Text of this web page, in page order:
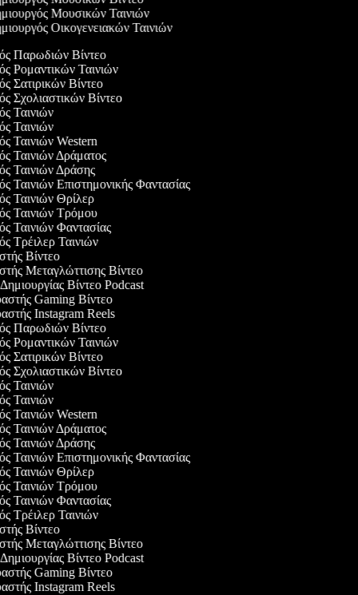
Μουσικών Ταινιών
Οικογενειακών Ταινιών
Παρωδιών Βίντεο
Ρομαντικών Ταινιών
Σατιρικών Βίντεο
Σχολιαστικών Βίντεο
Ταινιών
Ταινιών
Ταινιών Western
Ταινιών Δράματος
Ταινιών Δράσης
Ταινιών Επιστημονικής Φαντασίας
Ταινιών Θρίλερ
Ταινιών Τρόμου
Ταινιών Φαντασίας
Τρέιλερ Ταινιών
Βίντεο
Μεταγλώττισης Βίντεο
Δημιουργίας Βίντεο Podcast
Gaming Βίντεο
Instagram Reels
Παρωδιών Βίντεο
Ρομαντικών Ταινιών
Σατιρικών Βίντεο
Σχολιαστικών Βίντεο
Ταινιών
Ταινιών
Ταινιών Western
Ταινιών Δράματος
Ταινιών Δράσης
Ταινιών Επιστημονικής Φαντασίας
Ταινιών Θρίλερ
Ταινιών Τρόμου
Ταινιών Φαντασίας
Τρέιλερ Ταινιών
Βίντεο
Μεταγλώττισης Βίντεο
Δημιουργίας Βίντεο Podcast
Gaming Βίντεο
Instagram Reels